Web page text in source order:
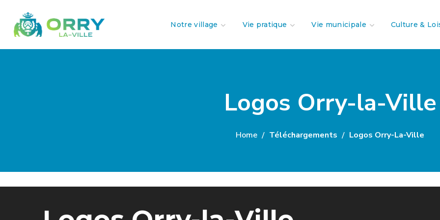
Notre village Vie pratique Vie municipale Culture &
Logos Orry-la-Ville
Home Téléchargements Logos Orry-La-Ville